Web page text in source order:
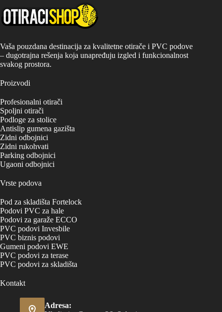
Vaša pouzdana destinacija za kvalitetne otirače i PVC podove
– dugotrajna rešenja koja unapređuju izgled i funkcionalnost
svakog prostora.
Proizvodi
Profesionalni otirači
Spoljni otirači
Podloge za stolice
Antislip gumena gazišta
Zidni odbojnici
Zidni rukohvati
Parking odbojnici
Ugaoni odbojnici
Vrste podova
Pod za skladišta Fortelock
Podovi PVC za hale
Podovi za garaže ECCO
PVC podovi Invesbile
PVC biznis podovi
Gumeni podovi EWE
PVC podovi za terase
PVC podovi za skladišta
Kontakt
Adresa: